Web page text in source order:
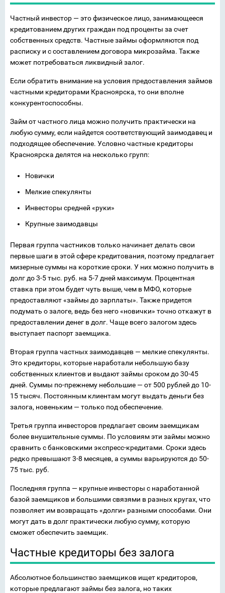
Частный инвестор — это физическое лицо, занимающееся
кредитованием других граждан под проценты за счет
собственных средств. Частные займы оформляются под
расписку и с составлением договора микрозайма. Также
может потребоваться ликвидный залог.
Если обратить внимание на условия предоставления займов
частными кредиторами Красноярска, то они вполне
конкурентоспособны.
Займ от частного лица можно получить практически на
любую сумму, если найдется соответствующий заимодавец и
подходящее обеспечение. Условно частные кредиторы
Красноярска делятся на несколько групп:
Новички
Мелкие спекулянты
Инвесторы средней «руки»
Крупные заимодавцы
Первая группа частников только начинает делать свои
первые шаги в этой сфере кредитования, поэтому предлагает
мизерные суммы на короткие сроки. У них можно получить в
долг до 3-5 тыс. руб. на 5-7 дней максимум. Процентная
ставка при этом будет чуть выше, чем в МФО, которые
предоставляют «займы до зарплаты». Также придется
подумать о залоге, ведь без него «новички» точно откажут в
предоставлении денег в долг. Чаще всего залогом здесь
выступает паспорт заемщика.
Вторая группа частных заимодавцев — мелкие спекулянты.
Это кредиторы, которые наработали небольшую базу
собственных клиентов и выдают займы сроком до 30-45
дней. Суммы по-прежнему небольшие — от 500 рублей до 10-
15 тысяч. Постоянным клиентам могут выдать деньги без
залога, новеньким — только под обеспечение.
Третья группа инвесторов предлагает своим заемщикам
более внушительные суммы. По условиям эти займы можно
сравнить с банковскими экспресс-кредитами. Сроки здесь
редко превышают 3-8 месяцев, а суммы варьируются до 50-
75 тыс. руб.
Последняя группа — крупные инвесторы с наработанной
базой заемщиков и большими связями в разных кругах, что
позволяет им возвращать «долги» разными способами. Они
могут дать в долг практически любую сумму, которую
сможет обеспечить заемщик.
Частные кредиторы без залога
Абсолютное большинство заемщиков ищет кредиторов,
которые предлагают займы без залога, но таких